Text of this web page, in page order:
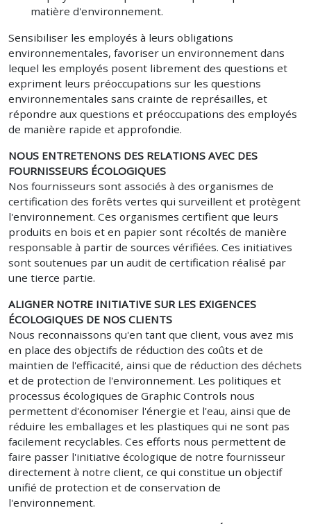
matière d'environnement.
Sensibiliser les employés à leurs obligations
environnementales, favoriser un environnement dans
lequel les employés posent librement des questions et
expriment leurs préoccupations sur les questions
environnementales sans crainte de représailles, et
répondre aux questions et préoccupations des employés
de manière rapide et approfondie.
NOUS ENTRETENONS DES RELATIONS AVEC DES
FOURNISSEURS ÉCOLOGIQUES
Nos fournisseurs sont associés à des organismes de
certification des forêts vertes qui surveillent et protègent
l'environnement. Ces organismes certifient que leurs
produits en bois et en papier sont récoltés de manière
responsable à partir de sources vérifiées. Ces initiatives
sont soutenues par un audit de certification réalisé par
une tierce partie.
ALIGNER NOTRE INITIATIVE SUR LES EXIGENCES
ÉCOLOGIQUES DE NOS CLIENTS
Nous reconnaissons qu'en tant que client, vous avez mis
en place des objectifs de réduction des coûts et de
maintien de l'efficacité, ainsi que de réduction des déchets
et de protection de l'environnement. Les politiques et
processus écologiques de Graphic Controls nous
permettent d'économiser l'énergie et l'eau, ainsi que de
réduire les emballages et les plastiques qui ne sont pas
facilement recyclables. Ces efforts nous permettent de
faire passer l'initiative écologique de notre fournisseur
directement à notre client, ce qui constitue un objectif
unifié de protection et de conservation de
l'environnement.